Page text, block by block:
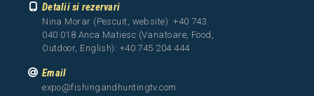
Detalii si rezervari
Nina Morar (Pescuit, website): +40 743
040 018 Anca Matiesc (Vanatoare, Food,
Outdoor, English): +40 745 204 444
Email
expo@fishingandhuntingtv.com